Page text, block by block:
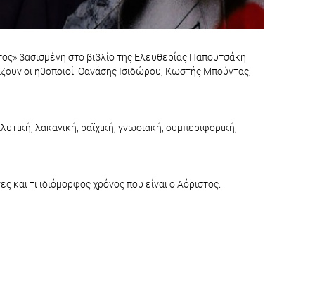
βασισμένη στο βιβλίο της Ελευθερίας Παπουτσάκη
οι ηθοποιοί: Θανάσης Ισιδώρου, Κωστής Μπούντας,
λακανική, ραϊχική, γνωσιακή, συμπεριφορική,
τι ιδιόμορφος χρόνος που είναι ο Αόριστος.